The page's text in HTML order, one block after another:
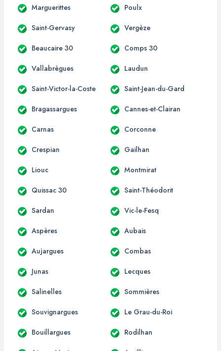
Marguerittes Poulx
Saint-Gervasy Vergèze
Beaucaire 30 Comps 30
Vallabrègues Laudun
Saint-Victor-la-Coste Saint-Jean-du-Gard
Bragassargues Cannes-et-Clairan
Carnas Corconne
Crespian Gailhan
Liouc Montmirat
Quissac 30 Saint-Théodorit
Sardan Vic-le-Fesq
Aspères Aubais
Aujargues Combas
Junas Lecques
Salinelles Sommières
Souvignargues Le Grau-du-Roi
Bouillargues Rodilhan